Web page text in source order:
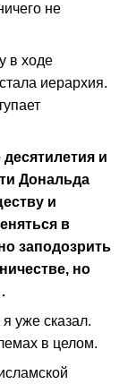
не
в ходе
иерархия.
и
Дональда
и
в
заподозрить
но
уже сказал.
в целом.